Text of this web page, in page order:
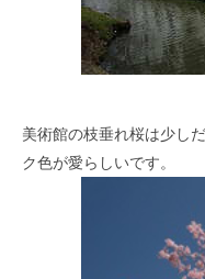
美術館の枝垂れ桜は少し
ク色が愛らしいです。